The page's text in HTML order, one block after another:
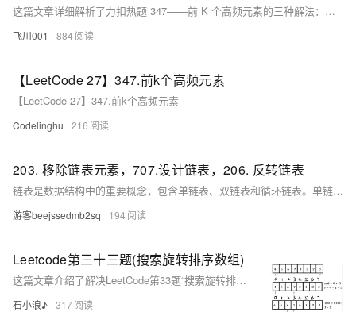
这篇文章详细解析了力扣热题 347——前 K 个高频元素的三种解法：哈希表+小顶堆、哈希表+快速排序和哈希表+桶排序。每种方法都附有清晰的思路讲解和 Go 语言代码实现。小顶堆方法时间复杂度为 O(n log k)，适合处理大规模数据；快速排序方法时间复杂度为 O(n log n)，适用于数据量较小的场景；桶排序方法在特定条件下能达到线性时间复杂度 O(n)。文章通过对比分析，帮助读者根据实际需求选择最优解法，并提供了完整的代码示例，是一篇非常实用的算法学习资料。
飞川001 884
【LeetCode 27】347.前k个高频元素
【LeetCode 27】347.前k个高频元素
Codelinghu 216
203. 移除链表元素，707.设计链表，206. 反转链表
链表是数据结构中的重要概念，包含单链表、双链表和循环链表。单链表每个节点存储数据与下一节点指针；双链表增加上一节点指针；循环链表首尾相连。 **例题解析：** 1. **203. 移除链表元素**：通过遍历链表删除指定值节点，注意处理头节点特殊情况。 2. **707. 设计链表**：实现链表的增删查操作，需理解指针操作逻辑，避免直接修改目标节点。 3. **206. 反转链表**：采用双指针或递归方法改变节点指向，完成链表反转。 以上题目涵盖链表核心操作，掌握后可灵活应对相关问题。
游客beejssedmb2sq 194
Leetcode第三十三题(搜索旋转排序数组)
这篇文章介绍了解决LeetCode第33题“搜索旋转排序数组”的方法，该问题要求在旋转过的升序数组中找到给定目标值的索引，如果存在则返回索引，否则返回-1，文章提供了一个时间复杂度为O(logn)的二分搜索算法实现。
石小浪♪ 317